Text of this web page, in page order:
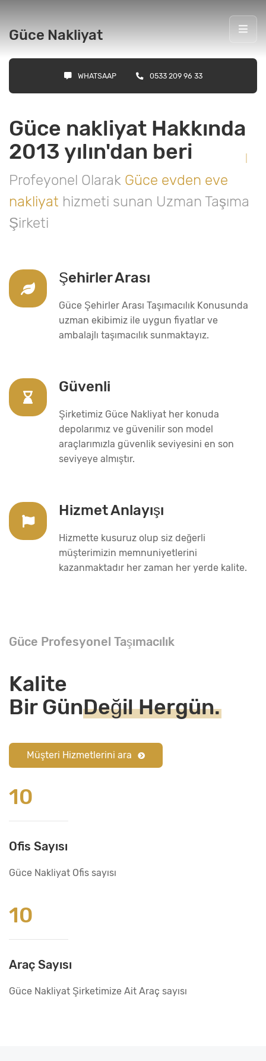
Güce Nakliyat
WHATSAAP 0533 209 96 33
Güce nakliyat Hakkında
2013 yılın'dan beri
Profeyonel Olarak Güce evden eve
nakliyat hizmeti sunan Uzman Taşıma
Şirketi
Şehirler Arası
Güce Şehirler Arası Taşımacılık Konusunda
uzman ekibimiz ile uygun fiyatlar ve
ambalajlı taşımacılık sunmaktayız.
Güvenli
Şirketimiz Güce Nakliyat her konuda
depolarımız ve güvenilir son model
araçlarımızla güvenlik seviyesini en son
seviyeye almıştır.
Hizmet Anlayışı
Hizmette kusuruz olup siz değerli
müşterimizin memnuniyetlerini
kazanmaktadır her zaman her yerde kalite.
Güce Profesyonel Taşımacılık
Kalite
Bir GünDeğil Hergün.
Müşteri Hizmetlerini ara
10
Ofis Sayısı
Güce Nakliyat Ofis sayısı
10
Araç Sayısı
Güce Nakliyat Şirketimize Ait Araç sayısı